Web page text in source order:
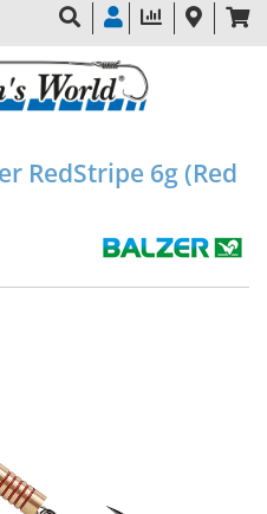
RedStripe 6g (Red